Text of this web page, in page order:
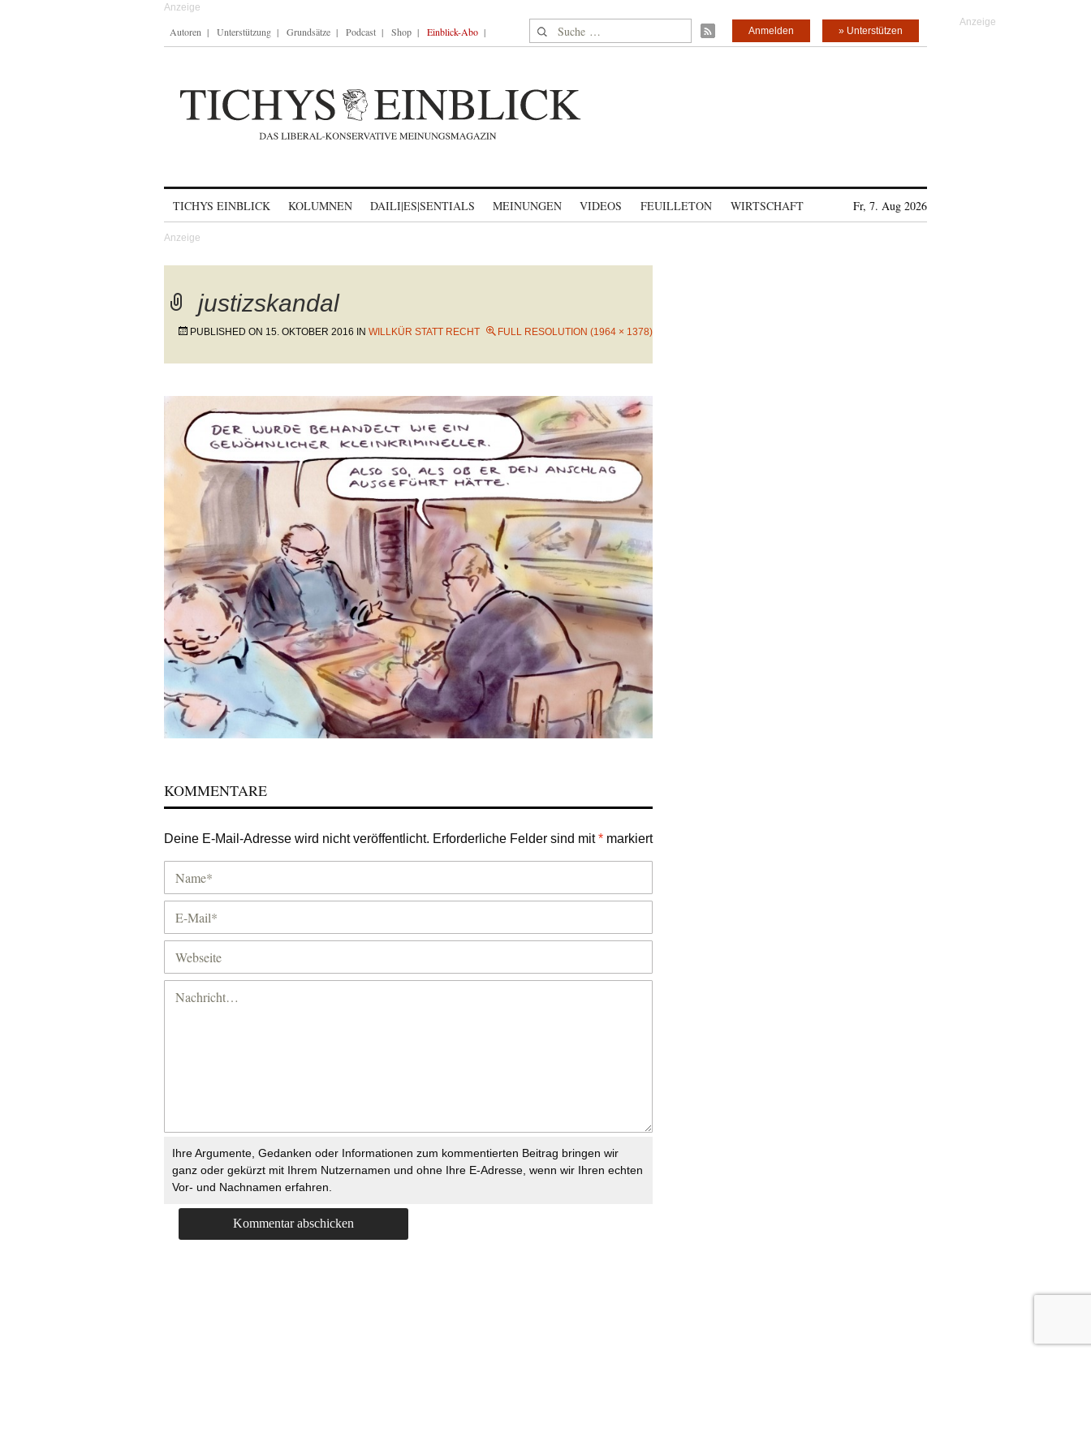
Autoren Unterstützung Grundsätze Podcast Shop Einblick-Abo Suche nach: » Unterstützen
Anmelden
TICHYS EINBLICK KOLUMNEN DAILI|ES|SENTIALS MEINUNGEN VIDEOS FEUILLETON WIRTSCHAFT Fr, 7. Aug 2026
justizskandal
PUBLISHED ON 15. OKTOBER 2016 IN WILLKÜR STATT RECHT FULL RESOLUTION (1964 × 1378)
KOMMENTARE
Deine E-Mail-Adresse wird nicht veröffentlicht. Erforderliche Felder sind mit* markiert
Ihre Argumente, Gedanken oder Informationen zum kommentierten Beitrag bringen wir
ganz oder gekürzt mit Ihrem Nutzernamen und ohne Ihre E-Adresse, wenn wir Ihren echten
Vor- und Nachnamen erfahren.